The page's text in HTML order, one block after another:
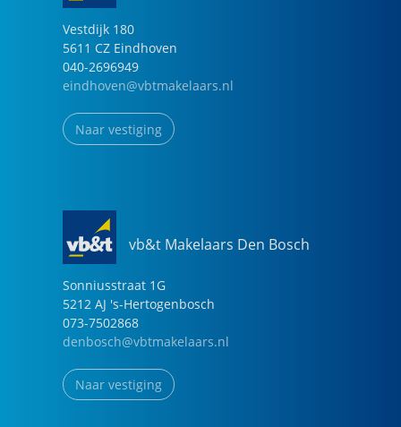
Vestdijk 180
5611 CZ Eindhoven
040-2696949
eindhoven@vbtmakelaars.nl
Naar vestiging
vb&t Makelaars Den Bosch
Sonniusstraat 1G
5212 AJ 's-Hertogenbosch
073-7502868
denbosch@vbtmakelaars.nl
Naar vestiging